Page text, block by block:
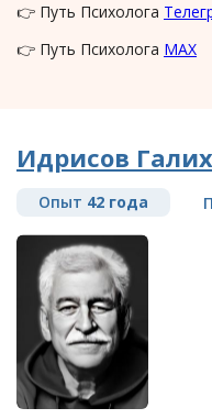
👉 Путь Психолога
👉 Путь Психолога MAX
Идрисов
Опыт 42 года